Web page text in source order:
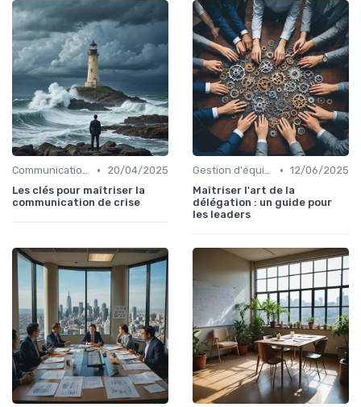
Communication efficace •
20/04/2025
Les clés pour maîtriser la
communication de crise
Gestion d'équipe • 12/06/2025
Maîtriser l'art de la
délégation : un guide pour
les leaders